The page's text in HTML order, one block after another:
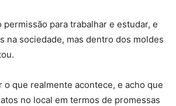
para trabalhar e estudar, e
na sociedade, mas dentro dos moldes
o que realmente acontece, e acho que
no local em termos de promessas